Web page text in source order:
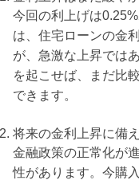
今回の利上げは
は、住宅ローンの金
が、急激な上昇では
を起こせば、まだ比
できます。
将来の金利上昇に備
金融政策の正常化が
性があります。今購